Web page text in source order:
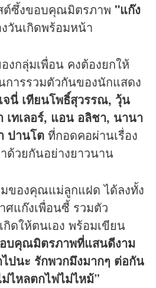
ต์ซึ้งขอบคุณมิตรภาพ "แก๊ง
วันเกิดพร้อมหน้า
งกลุ่มเพื่อน คงต้องยกให้
การรวมตัวกันของนักแสดง
เจนี่ เทียนโพธิ์สุวรรณ, วุ้น
เทเลอร์, แอน อลิชา, นานา
ปานโต ที่กอดคอผ่านเรื่อง
ด้วยกันอย่างยาวนาน
ของคุณแม่ลูกแฝด ได้ลงทั้ง
ศแก๊งเพื่อนซี้ รวมตัว
ดให้ตนเอง พร้อมเขียน
บคุณมิตรภาพที่แสนดีงาม
นะ รักพวกมึงมากๆ ต่อกัน
ไหลตกไฟไม่ไหม้”